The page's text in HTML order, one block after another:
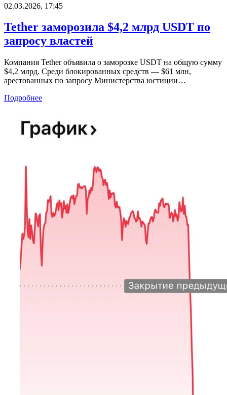
02.03.2026, 17:45
Tether заморозила $4,2 млрд USDT по
запросу властей
Компания Tether объявила о заморозке USDT на общую сумму
$4,2 млрд. Среди блокированных средств — $61 млн,
арестованных по запросу Министерства юстиции…
Подробнее